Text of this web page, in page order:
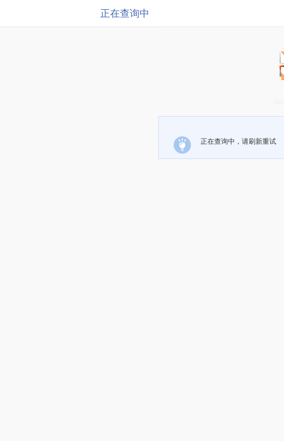
正在查询中
正在查询中，请刷新重试